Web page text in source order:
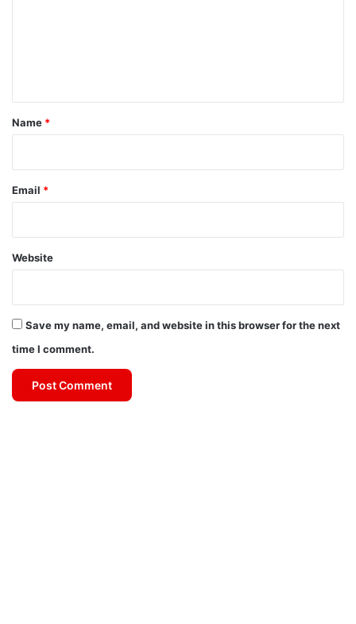
*
Name *
Email *
Website
Save my name, email, and website in this browser for the next
time I comment.